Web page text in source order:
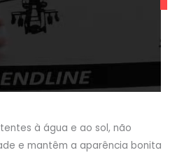
à água e ao sol, não
e mantêm a aparência bonita